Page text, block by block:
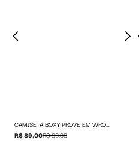
CAMISETA BOXY PROVE EM WRONG
R$ 89,00R$ 99,00